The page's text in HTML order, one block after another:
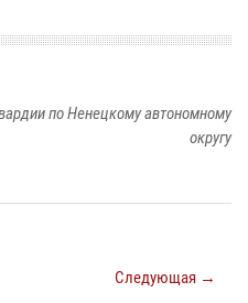
по Ненецкому автономному
округу
Следующая →